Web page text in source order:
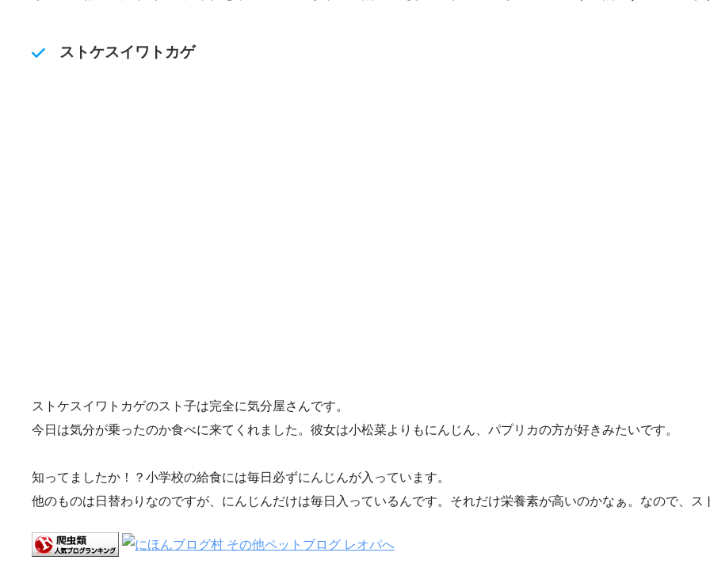
ストケスイワトカゲ
ストケスイワトカゲのスト子は完全に気分屋さんです。
今日は気分が乗ったのか食べに来てくれました。彼女は小松菜よりもにんじん、パプリカの方が好きみたいです。
知ってましたか！？小学校の給食には毎日必ずにんじんが入っています。
他のものは日替わりなのですが、にんじんだけは毎日入っているんです。それだけ栄養素が高いのかなぁ。なので、